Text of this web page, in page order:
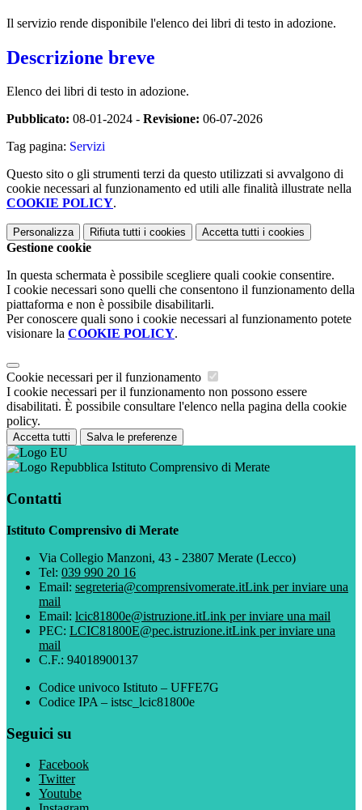
Il servizio rende disponibile l'elenco dei libri di testo in adozione.
Descrizione breve
Elenco dei libri di testo in adozione.
Pubblicato: 08-01-2024 - Revisione: 06-07-2026
Tag pagina: Servizi
Questo sito o gli strumenti terzi da questo utilizzati si avvalgono di
cookie necessari al funzionamento ed utili alle finalità illustrate nella
COOKIE POLICY.
Personalizza Rifiuta tutti i cookies Accetta tutti i cookies
Gestione cookie
In questa schermata è possibile scegliere quali cookie consentire.
I cookie necessari sono quelli che consentono il funzionamento della
piattaforma e non è possibile disabilitarli.
Per conoscere quali sono i cookie necessari al funzionamento potete
visionare la COOKIE POLICY.
Cookie necessari per il funzionamento
I cookie necessari per il funzionamento non possono essere
disabilitati. È possibile consultare l'elenco nella pagina della cookie
policy.
Accetta tutti Salva le preferenze
Istituto Comprensivo di Merate
Contatti
Istituto Comprensivo di Merate
Via Collegio Manzoni, 43 - 23807 Merate (Lecco)
Tel: 039 990 20 16
Email: segreteria@comprensivomerate.itLink per inviare una
mail
Email: lcic81800e@istruzione.itLink per inviare una mail
PEC: LCIC81800E@pec.istruzione.itLink per inviare una
mail
C.F.: 94018900137
Codice univoco Istituto – UFFE7G
Codice IPA – istsc_lcic81800e
Seguici su
Facebook
Twitter
Youtube